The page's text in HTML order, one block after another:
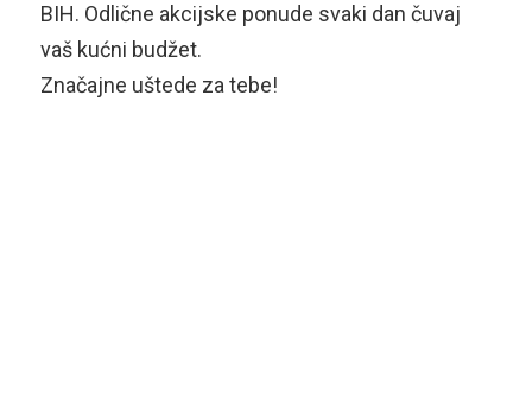
BIH. Odlične akcijske ponude svaki dan čuvaj
vaš kućni budžet.
Značajne uštede za tebe!